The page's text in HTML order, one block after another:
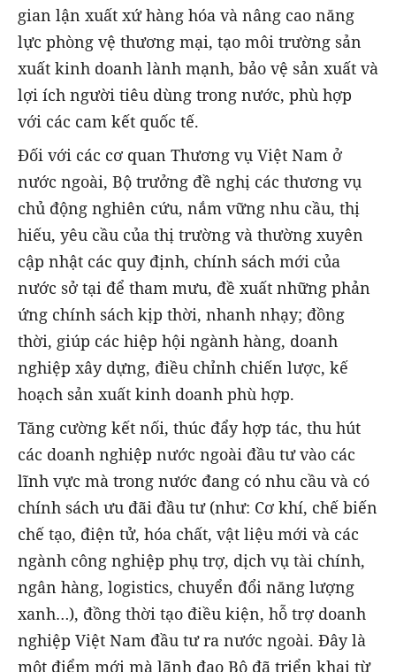
gian lận xuất xứ hàng hóa và nâng cao năng
lực phòng vệ thương mại, tạo môi trường sản
xuất kinh doanh lành mạnh, bảo vệ sản xuất và
lợi ích người tiêu dùng trong nước, phù hợp
với các cam kết quốc tế.
Đối với các cơ quan Thương vụ Việt Nam ở
nước ngoài, Bộ trưởng đề nghị các thương vụ
chủ động nghiên cứu, nắm vững nhu cầu, thị
hiếu, yêu cầu của thị trường và thường xuyên
cập nhật các quy định, chính sách mới của
nước sở tại để tham mưu, đề xuất những phản
ứng chính sách kịp thời, nhanh nhạy; đồng
thời, giúp các hiệp hội ngành hàng, doanh
nghiệp xây dựng, điều chỉnh chiến lược, kế
hoạch sản xuất kinh doanh phù hợp.
Tăng cường kết nối, thúc đẩy hợp tác, thu hút
các doanh nghiệp nước ngoài đầu tư vào các
lĩnh vực mà trong nước đang có nhu cầu và có
chính sách ưu đãi đầu tư (như: Cơ khí, chế biến
chế tạo, điện tử, hóa chất, vật liệu mới và các
ngành công nghiệp phụ trợ, dịch vụ tài chính,
ngân hàng, logistics, chuyển đổi năng lượng
xanh…), đồng thời tạo điều kiện, hỗ trợ doanh
nghiệp Việt Nam đầu tư ra nước ngoài. Đây là
một điểm mới mà lãnh đạo Bộ đã triển khai từ